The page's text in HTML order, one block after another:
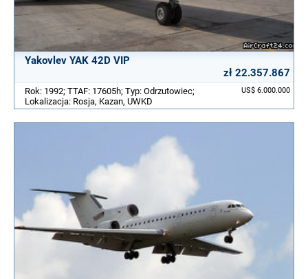
Yakovlev YAK 42D VIP
zł 22.357.867
US$ 6.000.000
Rok: 1992; TTAF: 17605h; Typ: Odrzutowiec;
Lokalizacja: Rosja, Kazan, UWKD